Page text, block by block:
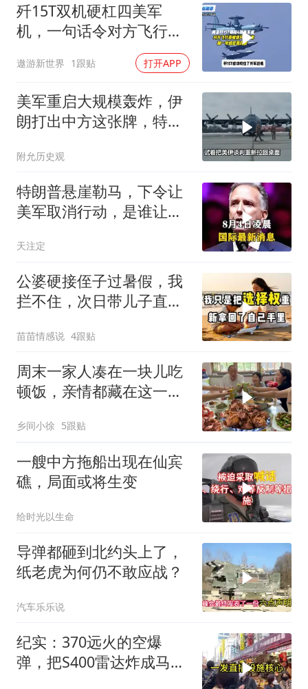
歼15T双机硬杠四美军
机，一句话令对方飞行员
遨游新世界 1跟贴 打开APP
美军重启大规模轰炸，伊
朗打出中方这张牌，特朗
附允历史观
特朗普悬崖勒马，下令让
美军取消行动，是谁让他
天注定
公婆硬接侄子过暑假，我
拦不住，次日带儿子直飞
苗苗情感说 4跟贴
周末一家人凑在一块儿吃
顿饭，亲情都藏在这一饭
乡间小徐 5跟贴
一艘中方拖船出现在仙宾
礁，局面或将生变
给时光以生命
导弹都砸到北约头上了，
纸老虎为何仍不敢应战？
汽车乐乐说
纪实：370远火的空爆
弹，把S400雷达炸成马蜂